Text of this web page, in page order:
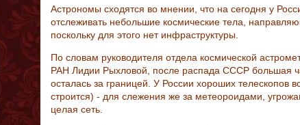
Астрономы сходятся во мнении, что на сегодня у
отслеживать небольшие космические тела,
поскольку для этого нет инфраструктуры.
По словам руководителя отдела космической
РАН Лидии Рыхловой, после распада СССР большая
осталась за границей. У России хороших телескопов
строится) - для слежения же за метеороидами,
целая сеть.